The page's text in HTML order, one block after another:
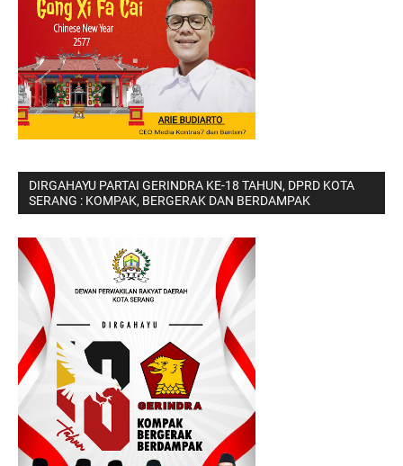
DIRGAHAYU PARTAI GERINDRA KE-18 TAHUN, DPRD KOTA
SERANG : KOMPAK, BERGERAK DAN BERDAMPAK